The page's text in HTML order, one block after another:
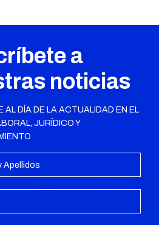
a
noticias
AL DÍA DE LA ACTUALIDAD EN EL
JURÍDICO Y